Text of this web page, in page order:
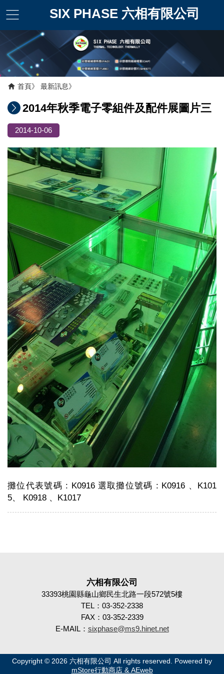
SIX PHASE 六相有限公司
首頁 最新訊息
2014年秋季電子零組件及配件展圖片三
2014-10-06
攤位代表號碼 : K0916 選取攤位號碼 : K0916 、K101
5、 K0918 、K1017
六相有限公司
33393桃園縣龜山鄉民生北路一段572號5樓
TEL：03-352-2338
FAX：03-352-2339
E-MAIL： sixphase@ms9.hinet.net
Copyright © 2026 六相有限公司 All rights reserved. Powered by
mStore行動商店 & AEweb